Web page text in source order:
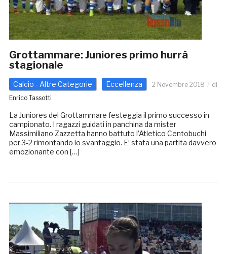
Grottammare: Juniores primo hurrà
stagionale
Calcio - Altre Categorie Eccellenza 2 Novembre 2018
di
Enrico Tassotti
La Juniores del Grottammare festeggia il primo successo in
campionato. I ragazzi guidati in panchina da mister
Massimiliano Zazzetta hanno battuto l’Atletico Centobuchi
per 3-2 rimontando lo svantaggio. E’ stata una partita davvero
emozionante con […]